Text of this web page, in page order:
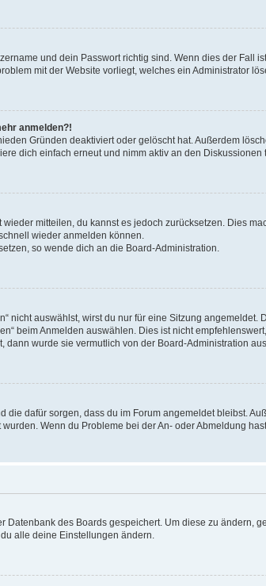
und dein Passwort richtig sind. Wenn dies der Fall
mit der Website vorliegt, welches ein Administrator
anmelden?!
Gründen deaktiviert oder gelöscht hat. Außerdem
dich einfach erneut und nimm aktiv an den Diskussionen
mitteilen, du kannst es jedoch zurücksetzen. Dies
wieder anmelden können.
so wende dich an die Board-Administration.
nicht auswählst, wirst du nur für eine Sitzung
beim Anmelden auswählen. Dies ist nicht
dann wurde sie vermutlich von der Board-Administration
die dafür sorgen, dass du im Forum angemeldet bleibst.
Wenn du Probleme bei der An- oder Abmeldung
des Boards gespeichert. Um diese zu ändern,
alle deine Einstellungen ändern.